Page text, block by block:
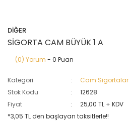
DİĞER
SİGORTA CAM BÜYÜK 1 A
(0) Yorum - 0 Puan
Kategori
Cam Sigortalar
Stok Kodu
12628
Fiyat
25,00 TL + KDV
*3,05 TL den başlayan taksitlerle!!